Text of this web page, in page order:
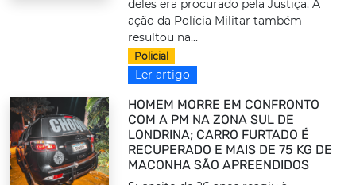
deles era procurado pela Justiça. A
ação da Polícia Militar também
resultou na...
Policial
Ler artigo
HOMEM MORRE EM CONFRONTO
COM A PM NA ZONA SUL DE
LONDRINA; CARRO FURTADO É
RECUPERADO E MAIS DE 75 KG DE
MACONHA SÃO APREENDIDOS